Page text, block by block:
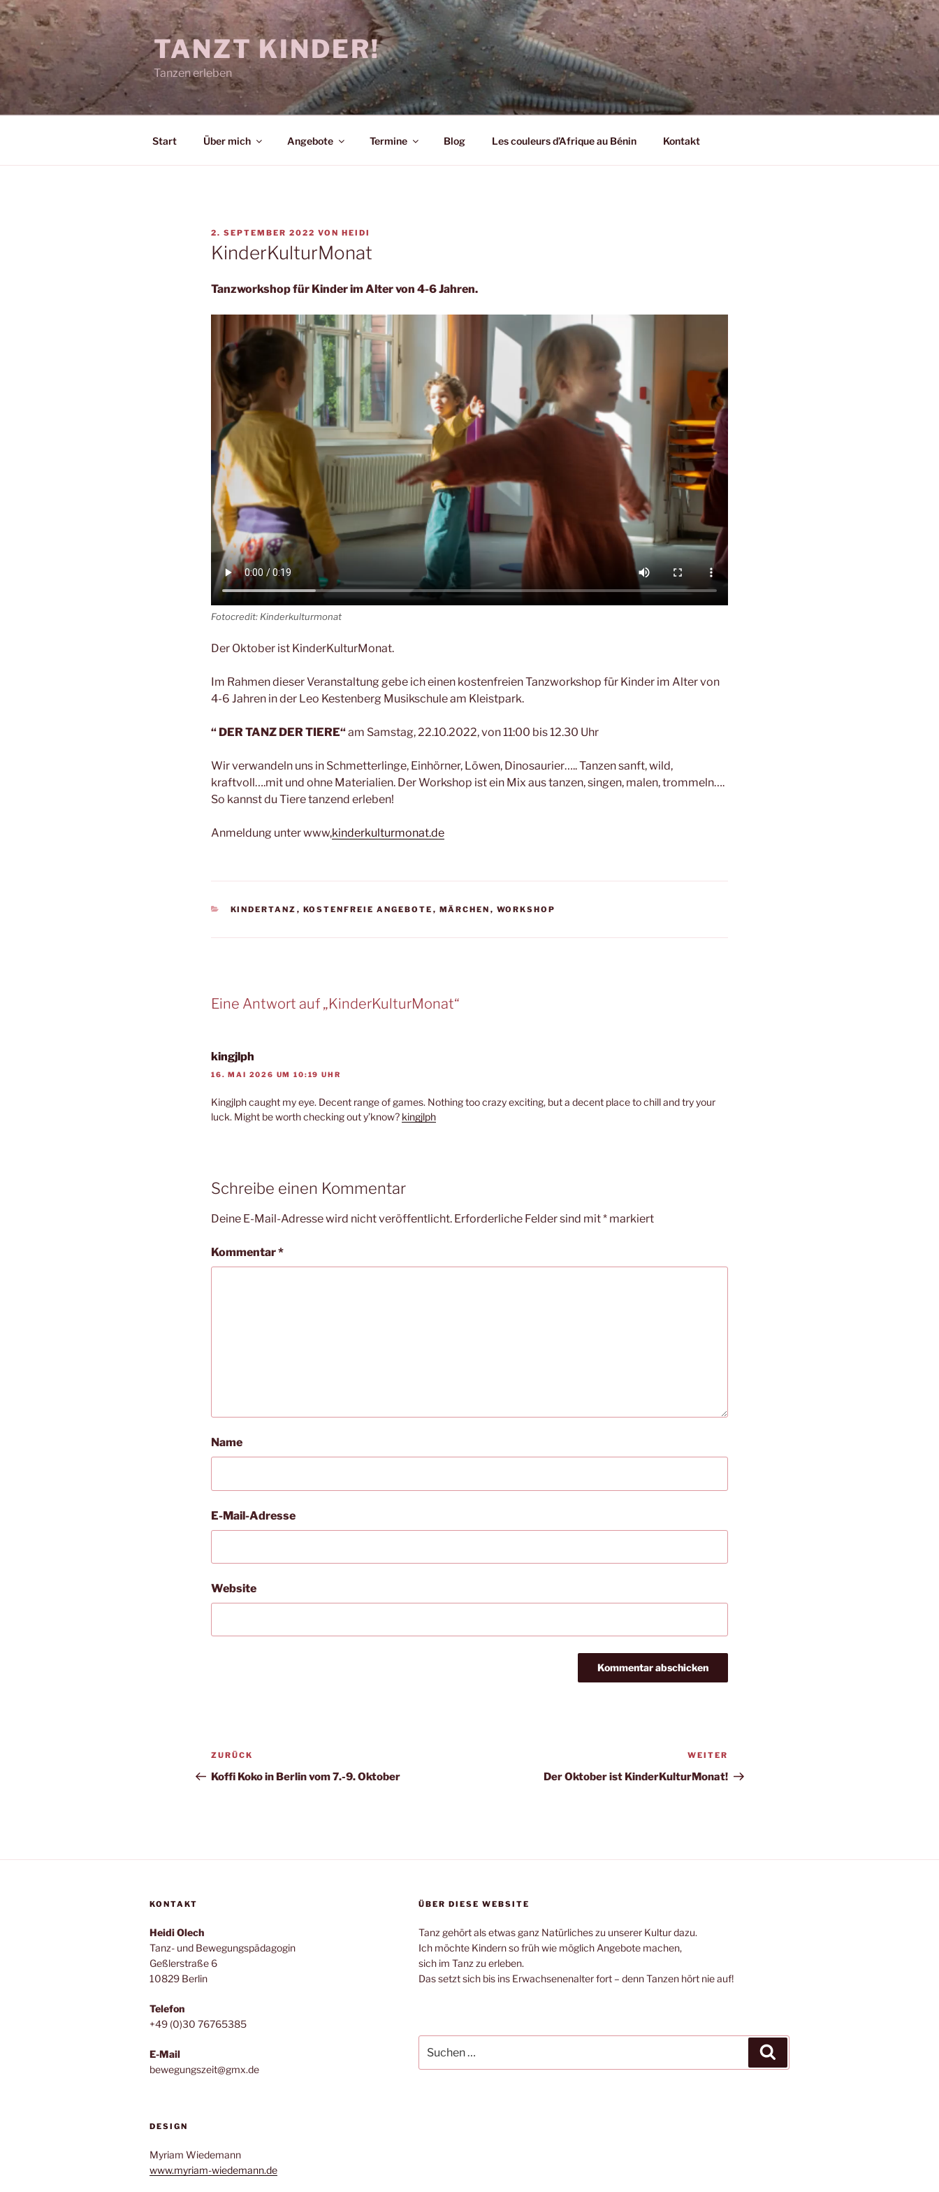
Zum
Inhalt
springen
TANZT KINDER!
Tanzen erleben
Start Über mich Angebote Termine Blog Les couleurs d’Afrique au Bénin Kontakt
VERÖFFENTLICHT
AM
2. SEPTEMBER 2022 VON HEIDI
KinderKulturMonat
Tanzworkshop für Kinder im Alter von 4-6 Jahren.
Fotocredit: Kinderkulturmonat
Der Oktober ist KinderKulturMonat.
Im Rahmen dieser Veranstaltung gebe ich einen kostenfreien Tanzworkshop für Kinder im Alter von
4-6 Jahren in der Leo Kestenberg Musikschule am Kleistpark.
“ DER TANZ DER TIERE“am Samstag, 22.10.2022, von 11:00 bis 12.30 Uhr
Wir verwandeln uns in Schmetterlinge, Einhörner, Löwen, Dinosaurier….. Tanzen sanft, wild,
kraftvoll….mit und ohne Materialien. Der Workshop ist ein Mix aus tanzen, singen, malen, trommeln….
So kannst du Tiere tanzend erleben!
Anmeldung unter www,kinderkulturmonat.de
KATEGORIEN
KINDERTANZ , KOSTENFREIE ANGEBOTE , MÄRCHEN , WORKSHOP
Eine Antwort auf „KinderKulturMonat“
kingjlph
16. MAI 2026 UM 10:19 UHR
Kingjlph caught my eye. Decent range of games. Nothing too crazy exciting, but a decent place to chill and try your
luck. Might be worth checking out y’know? kingjlph
Schreibe einen Kommentar
Deine E-Mail-Adresse wird nicht veröffentlicht. Erforderliche Felder sind mit* markiert
Kommentar*
Name
E-Mail-Adresse
Website
Beitragsnavigation
Vorheriger
Beitrag
ZURÜCK
Koffi Koko in Berlin vom 7.-9. Oktober
Beitrag
WEITER
Der Oktober ist KinderKulturMonat!
KONTAKT
Heidi Olech
Tanz- und Bewegungspädagogin
Geßlerstraße 6
10829 Berlin
Telefon
+49 (0)30 76765385
E-Mail
bewegungszeit@gmx.de
DESIGN
Myriam Wiedemann
www.myriam-wiedemann.de
ÜBER DIESE WEBSITE
Tanz gehört als etwas ganz Natürliches zu unserer Kultur dazu.
Ich möchte Kindern so früh wie möglich Angebote machen,
sich im Tanz zu erleben.
Das setzt sich bis ins Erwachsenenalter fort – denn Tanzen hört nie auf!
nach: